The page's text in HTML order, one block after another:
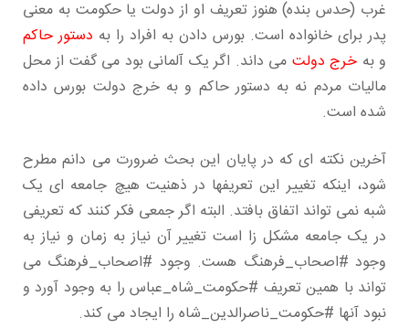
غرب (حدس بنده) هنوز تعریف او از دولت یا حکومت به معنی
پدر برای خانواده است. بورس دادن به افراد را به دستور حاکم
و به خرج دولت می داند. اگر یک آلمانی بود می گفت از محل
مالیات مردم نه به دستور حاکم و به خرج دولت بورس داده
شده است.
آخرین نکته ای که در پایان این بحث ضرورت می دانم مطرح
شود، اینکه تغییر این تعریفها در ذهنیت هیچ جامعه ای یک
شبه نمی تواند اتفاق بافتد. البته اگر جمعی فکر کنند که تعریفی
در یک جامعه مشکل زا است تغییر آن نیاز به زمان و نیاز به
وجود #اصحاب_فرهنگ هست. وجود #اصحاب_فرهنگ می
تواند با همین تعریف #حکومت_شاه_عباس را به وجود آورد و
نبود آنها #حکومت_ناصرالدین_شاه را ایجاد می کند.